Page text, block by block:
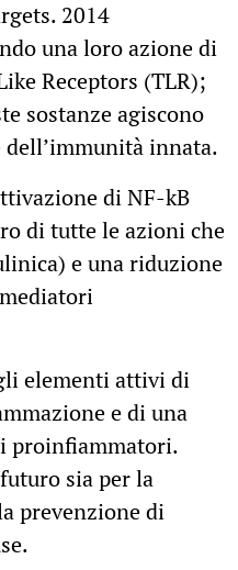
2014
una loro azione di
Receptors (TLR);
sostanze agiscono
innata.
di NF-kB
di tutte le azioni che
e una riduzione
elementi attivi di
e di una
proinfiammatori.
sia per la
prevenzione di